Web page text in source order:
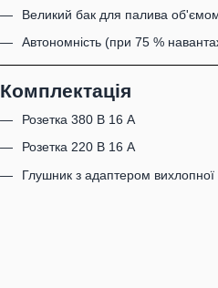
Великий бак для палива
Автономність (при 75 %
Комплектація
Розетка 380 В 16 А
Розетка 220 В 16 А
Глушник з адаптером вихлопної